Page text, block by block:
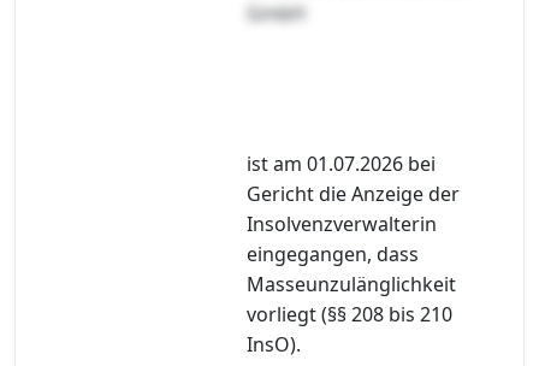
GmbH
ist am 01.07.2026 bei
Gericht die Anzeige der
Insolvenzverwalterin
eingegangen, dass
Masseunzulänglichkeit
vorliegt (§§ 208 bis 210
InsO).